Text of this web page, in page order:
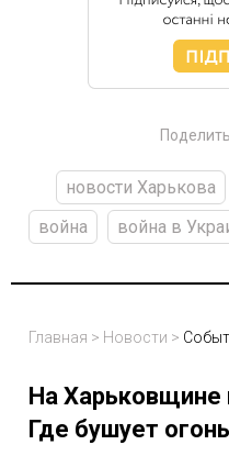
новости Харькова
война
война в
Главная > Новости >
На Харьковщине
Где бушует огонь